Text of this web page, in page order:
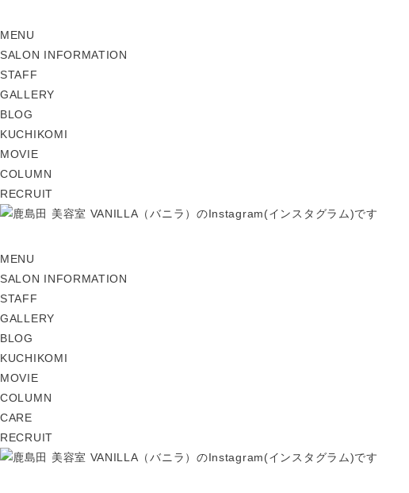
MENU
SALON INFORMATION
STAFF
GALLERY
BLOG
KUCHIKOMI
MOVIE
COLUMN
RECRUIT
MENU
SALON INFORMATION
STAFF
GALLERY
BLOG
KUCHIKOMI
MOVIE
COLUMN
CARE
RECRUIT